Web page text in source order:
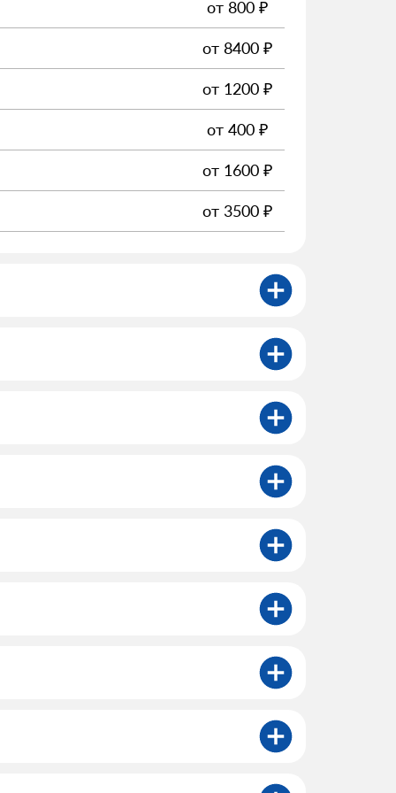
от 800 ₽
от 8400 ₽
от 1200 ₽
от 400 ₽
от 1600 ₽
от 3500 ₽